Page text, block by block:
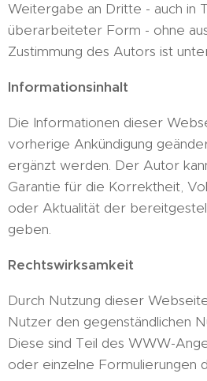
Weitergabe an Dritte - auch in
überarbeiteter Form - ohne
Zustimmung des Autors ist
Informationsinhalt
Die Informationen dieser
vorherige Ankündigung
ergänzt werden. Der Autor
Garantie für die Korrektheit,
oder Aktualität der
geben.
Rechtswirksamkeit
Durch Nutzung dieser
Nutzer den gegenständlichen
Diese sind Teil des WWW-
oder einzelne Formulierungen